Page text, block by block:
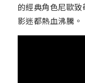
的經典角色尼歐
影迷都熱血沸騰。